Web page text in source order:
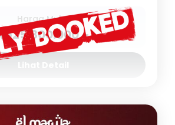
Harga Mulai